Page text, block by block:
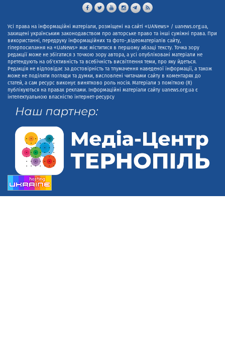
Усі права на інформаційні матеріали, розміщені на сайті «UANews» / uanews.org.ua,
захищені українським законодавством про авторське право та інші суміжні права. При
використанні, передруку інформаційних та фото-,відеоматеріалів сайту,
гіперпосилання на «UaNews» має міститися в першому абзаці тексту. Точка зору
редакції може не збігатися з точкою зору автора, а усі опубліковані матеріали не
претендують на об'єктивність та всебічність висвітлення теми, про яку йдеться.
Редакція не відповідає за достовірність та тлумачення наведеної інформації, а також
може не поділяти погляди та думки, висловлені читачами сайту в коментарях до
статей, а сам ресурс виконує винятково роль носія. Матеріали з поміткою (R)
публікуються на правах реклами. Інформаційні матеріали сайту uanews.org.ua є
інтелектуальною власністю інтернет-ресурсу